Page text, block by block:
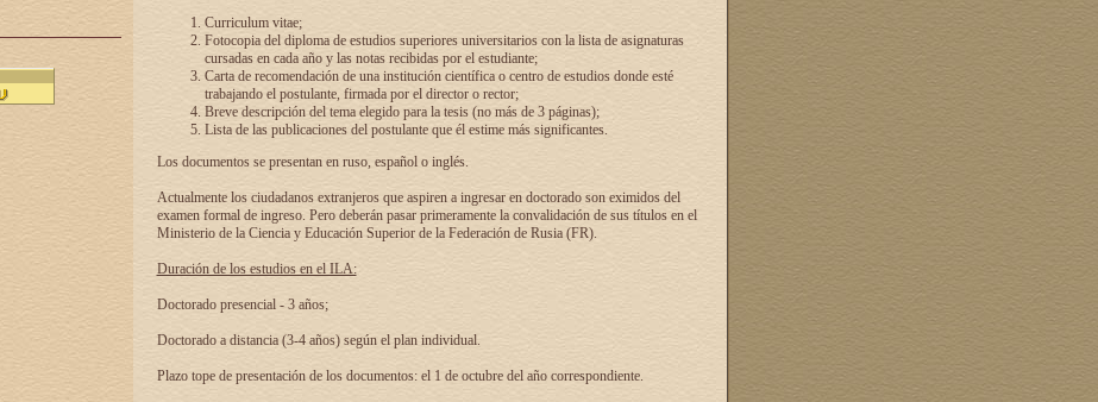
Curriculum vitae;
Fotocopia del diploma de estudios superiores universitarios con la lista de asignaturas
cursadas en cada año y las notas recibidas por el estudiante;
Carta de recomendación de una institución científica o centro de estudios donde esté
trabajando el postulante, firmada por el director o rector;
Breve descripción del tema elegido para la tesis (no más de 3 páginas);
Lista de las publicaciones del postulante que él estime más significantes.
Los documentos se presentan en ruso, español o inglés.
Actualmente los ciudadanos extranjeros que aspiren a ingresar en doctorado son eximidos del
examen formal de ingreso. Pero deberán pasar primeramente la convalidación de sus títulos en el
Ministerio de la Ciencia y Educación Superior de la Federación de Rusia (FR).
Duración de los estudios en el ILA:
Doctorado presencial - 3 años;
Doctorado a distancia (3-4 años) según el plan individual.
Plazo tope de presentación de los documentos: el 1 de octubre del año correspondiente.